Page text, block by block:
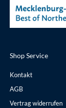
Shop Service
Kontakt
AGB
Vertrag widerrufen